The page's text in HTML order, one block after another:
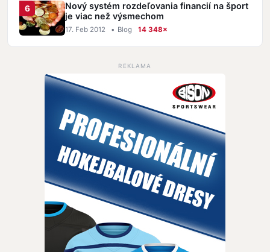
Nový systém rozdeľovania financií na šport
je viac než výsmechom
17. Feb 2012 • Blog 14 348×
REKLAMA